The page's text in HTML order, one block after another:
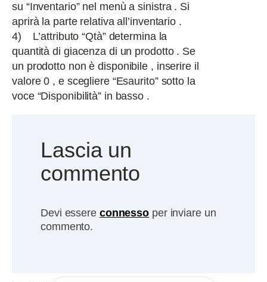
su “Inventario” nel menù a sinistra . Si
aprirà la parte relativa all’inventario .
4) L’attributo “Qtà” determina la
quantità di giacenza di un prodotto . Se
un prodotto non è disponibile , inserire il
valore 0 , e scegliere “Esaurito” sotto la
voce “Disponibilità” in basso .
Lascia un
commento
Devi essere connesso per inviare un
commento.